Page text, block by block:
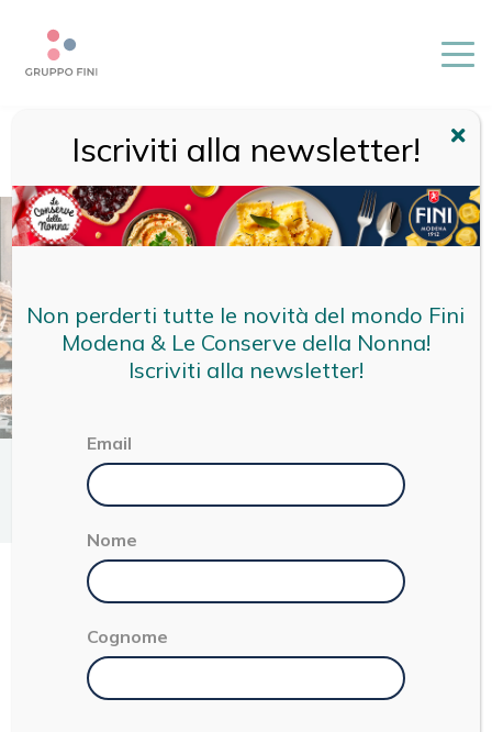
/MAGAZINE/TERRITORIO/ COLAZIONE A MODENA:
11 INDIRIZZI CONSIGLIATI
COLAZIONE A MODENA:
11 INDIRIZZI
Iscriviti alla newsletter!
Non perderti tutte le novità del mondo Fini
Modena & Le Conserve della Nonna!
Iscriviti alla newsletter!
Email
Nome
Cognome